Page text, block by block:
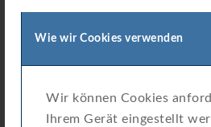
Wie wir Cookies verwenden
Wir können Cookies
Ihrem Gerät eingestellt
Dateigröße
Datei-Anzahl
Erstellungsdatum